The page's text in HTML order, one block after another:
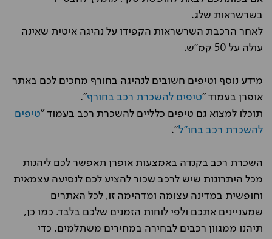
בשרשראות שלג.
לאחר הרכבת השרשראות הקפידו על נהיגה איטית שאינה
עולה על 50 קמ"ש.
מידע נוסף וטיפים חשובים לנהיגה בחורף מחכים לכם באתר
אופרן בעמוד "טיפים להשכרת רכב בחורף".
תוכלו למצוא גם טיפים כלליים להשכרת רכב בעמוד "טיפים
להשכרת רכב בחו"ל".
השכרת רכב בקנדה באמצעות אופרן תאפשר לכם ליהנות
מכל היתרונות שיש לרכב שכור להציע לכם לנסיעה עצמאית
וחופשית במדינה עצומה ומדהימה זו, לכל האתרים
שמעניינים אתכם ולפי לוחות הזמנים שלכם בלבד. כמו כן,
תיהנו ממגוון רכבים לבחירה במחירים משתלמים, כדי